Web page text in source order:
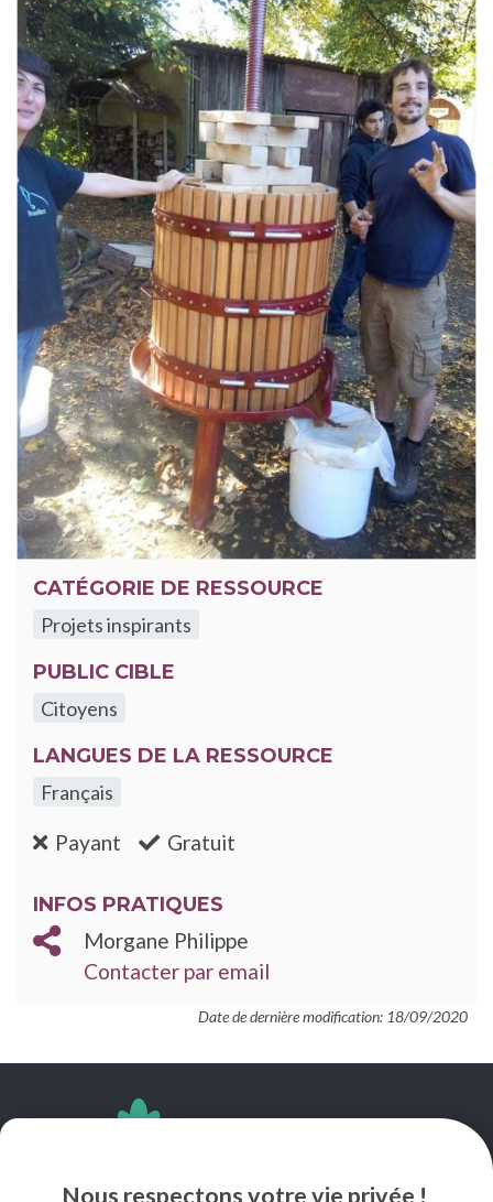
Nous respectons votre vie privée !
CATÉGORIE DE RESSOURCE
Projets inspirants
PUBLIC CIBLE
Citoyens
LANGUES DE LA RESSOURCE
Français
Payant :non Gratuit
INFOS PRATIQUES
Morgane Philippe
Contacter par email
Date de dernière modification: 18/09/2020